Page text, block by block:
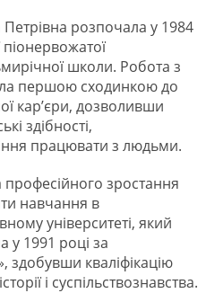
розпочала у 1984
школи. Робота з
першою сходинкою до
кар’єри, дозволивши
здібності,
працювати з людьми.
зростання
навчання в
університеті, який
у 1991 році за
здобувши кваліфікацію
і суспільствознавства.